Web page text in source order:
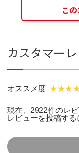
こ
カスタマー
オススメ度
現在、2922件のレ
レビューを投稿する